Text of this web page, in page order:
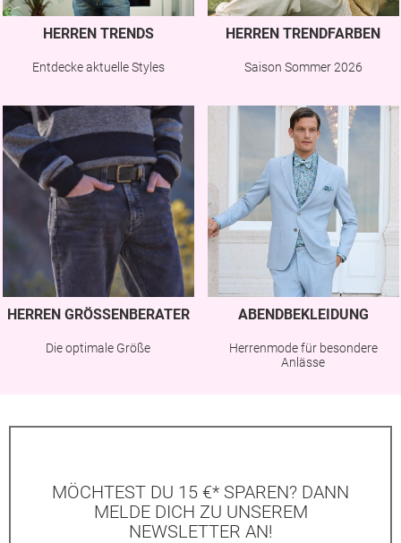
HERREN TRENDS
Entdecke aktuelle Styles
HERREN TRENDFARBEN
Saison Sommer 2026
HERREN GRÖSSENBERATER
Die optimale Größe
ABENDBEKLEIDUNG
Herrenmode für besondere
Anlässe
MÖCHTEST DU 15 €* SPAREN? DANN
MELDE DICH ZU UNSEREM
NEWSLETTER AN!